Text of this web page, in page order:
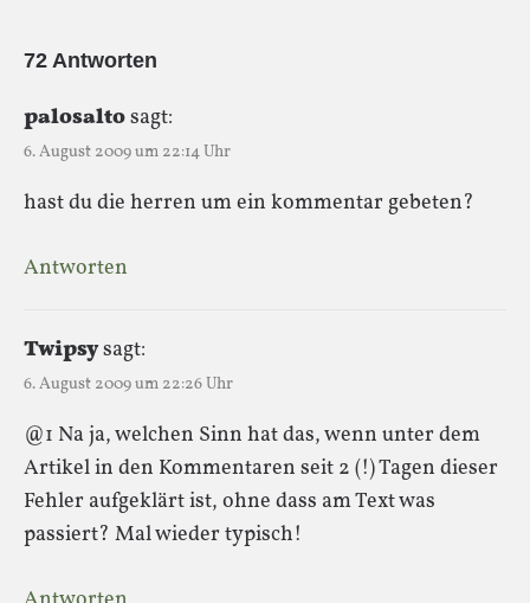
72 Antworten
palosaltosagt:
6. August 2009 um 22:14 Uhr
hast du die herren um ein kommentar gebeten?
Antworten
Twipsysagt:
6. August 2009 um 22:26 Uhr
@1 Na ja, welchen Sinn hat das, wenn unter dem
Artikel in den Kommentaren seit 2 (!) Tagen dieser
Fehler aufgeklärt ist, ohne dass am Text was
passiert? Mal wieder typisch!